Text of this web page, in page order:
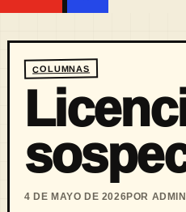
COLUMNAS
4 DE MAYO DE 2026POR ADMIN